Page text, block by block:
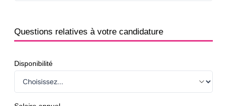
Questions relatives à votre candidature
Disponibilité